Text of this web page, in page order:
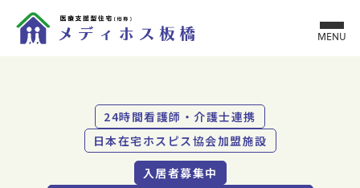
MENU
24時間看護師・介護士連携
日本在宅ホスピス協会加盟施設
入居者募集中